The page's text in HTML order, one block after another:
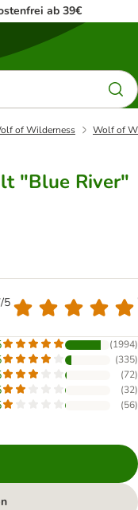
ab 39€
of Wilderness Wolf of
"Blue River"
5
(1994)
(335)
(72)
(32)
(56)